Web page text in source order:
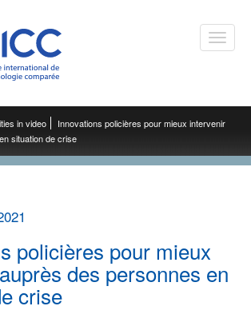
Toggle
in video
Innovations policières pour mieux intervenir
situation de crise
policières pour mieux
des personnes en
crise